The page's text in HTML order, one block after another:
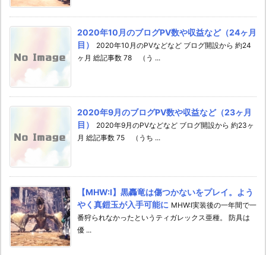
2020年10月のブログPV数や収益など（24ヶ月
目）
2020年10月のPVなどなど ブログ開設から 約24
ヶ月 総記事数 78 （う ...
2020年9月のブログPV数や収益など（23ヶ月
目）
2020年9月のPVなどなど ブログ開設から 約23ヶ
月 総記事数 75 （うち ...
【MHW:I】黒轟竜は傷つかないをプレイ。よう
やく真鎧玉が入手可能に MHW:I実装後の一年間で一
番狩られなかったというティガレックス亜種。 防具は
優 ...